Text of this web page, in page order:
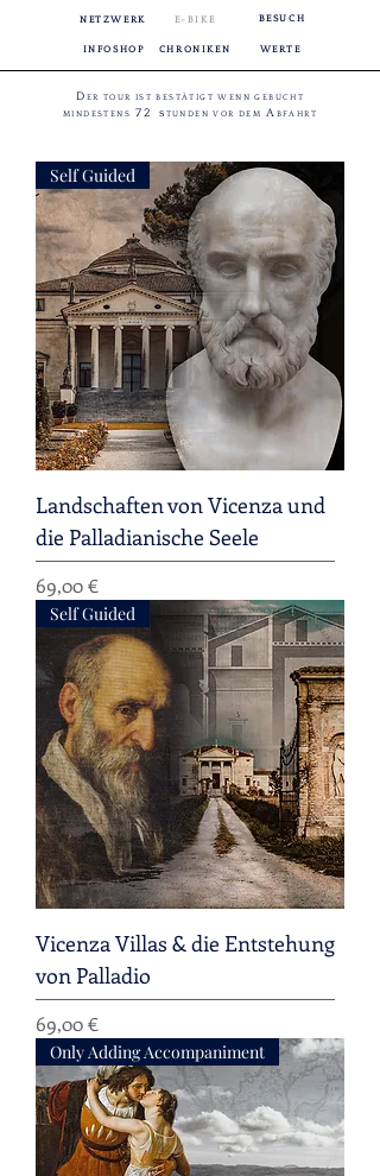
NETZWERK E-BIKE BESUCH
INFOSHOP CHRONIKEN WERTE
D ER TOUR IST BESTÄTIGT WENN GEBUCHT
MINDESTENS 72 s TUNDEN VOR DEM A BFAHRT
Self Guided
Landschaften von Vicenza und
die Palladianische Seele
Preis
69,00 €
Self Guided
Vicenza Villas & die Entstehung
von Palladio
Preis
69,00 €
Only Adding Accompaniment